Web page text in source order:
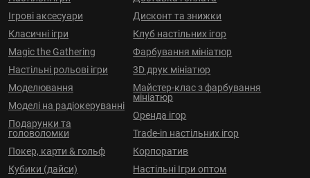
Ігрові аксесуари
Класичні ігри
Magic the Gathering
Настільні рольові ігри
Моделювання
Моделі на радіокеруванні
Подарунки та
головоломки
Покер, карти & гольф
Кубики (дайси)
Дисконт та знижки
Клуб настільних ігор
Фарбування мініатюр
3D друк мініатюр
Майстер-клас з фарбування
мініатюр
Оренда ігор
Trade-in настільних ігор
Корпоратив
Настільні Ігри оптом